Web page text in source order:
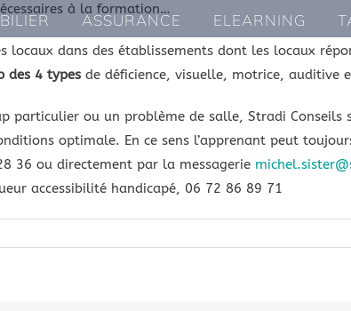
ASSURANCE ELEARNING
à la formation…
locaux dans des établissements dont les locaux
des 4 types de déficience, visuelle, motrice, auditive
particulier ou un problème de salle, Stradi Conseils
optimale. En ce sens l’apprenant peut
36 ou directement par la messagerie
accessibilité handicapé, 06 72 86 89 71